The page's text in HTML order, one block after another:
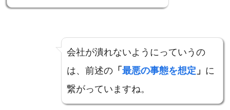
会社が潰れないようにっていうの
は、前述の 「最悪の事態を想定 」 に
繋がっていますね。